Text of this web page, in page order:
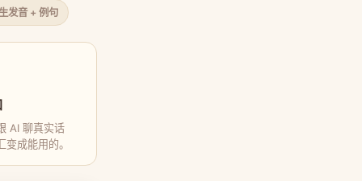
发音 + 例句
AI 聊真实话
成能用的。